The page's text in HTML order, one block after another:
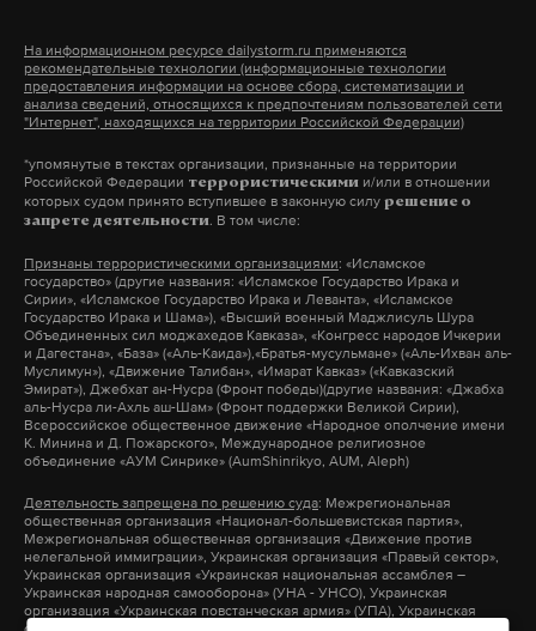
На информационном ресурсе dailystorm.ru применяются
рекомендательные технологии (информационные технологии
предоставления информации на основе сбора, систематизации и
анализа сведений, относящихся к предпочтениям пользователей сети
"Интернет", находящихся на территории Российской Федерации)
*упомянутые в текстах организации, признанные на территории
Российской Федерации террористическими и/или в отношении
которых судом принято вступившее в законную силу решение о
запрете деятельности. В том числе:
Признаны террористическими организациями: «Исламское
государство» (другие названия: «Исламское Государство Ирака и
Сирии», «Исламское Государство Ирака и Леванта», «Исламское
Государство Ирака и Шама»), «Высший военный Маджлисуль Шура
Объединенных сил моджахедов Кавказа», «Конгресс народов Ичкерии
и Дагестана», «База» («Аль-Каида»),«Братья-мусульмане» («Аль-Ихван аль-
Муслимун»), «Движение Талибан», «Имарат Кавказ» («Кавказский
Эмират»), Джебхат ан-Нусра (Фронт победы)(другие названия: «Джабха
аль-Нусра ли-Ахль аш-Шам» (Фронт поддержки Великой Сирии),
Всероссийское общественное движение «Народное ополчение имени
К. Минина и Д. Пожарского», Международное религиозное
объединение «АУМ Синрике» (AumShinrikyo, AUM, Aleph)
Деятельность запрещена по решению суда: Межрегиональная
общественная организация «Национал-большевистская партия»,
Межрегиональная общественная организация «Движение против
нелегальной иммиграции», Украинская организация «Правый сектор»,
Украинская организация «Украинская национальная ассамблея –
Украинская народная самооборона» (УНА - УНСО), Украинская
организация «Украинская повстанческая армия» (УПА), Украинская